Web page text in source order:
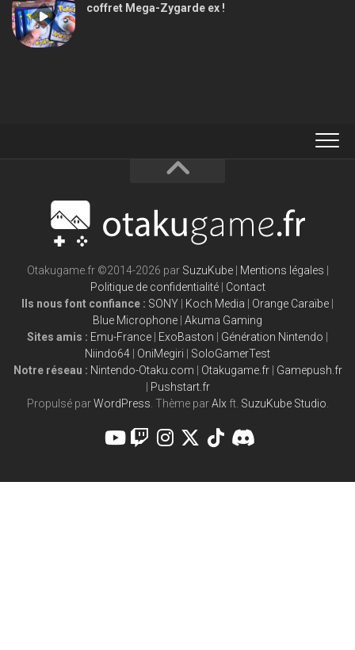
coffret Mega-Zygarde ex !
Otakugame.fr ©2014-2026 par SuzuKube| Mentions légales
Politique de confidentialité| Contact
Ils nous font confiance : SONY Koch Media Orange Caraïbe
Blue Microphone Akuma Gaming
Sites amis : Emu-France ExoBaston Génération Nintendo
Niindo64
OniMegiri
SoloGamerTest
Notre réseau : Nintendo-Otaku.com Otakugame.fr| Gamepush.fr
Pushstart.fr
Propulsé parWordPress . Thème parAlx ft. SuzuKube Studio